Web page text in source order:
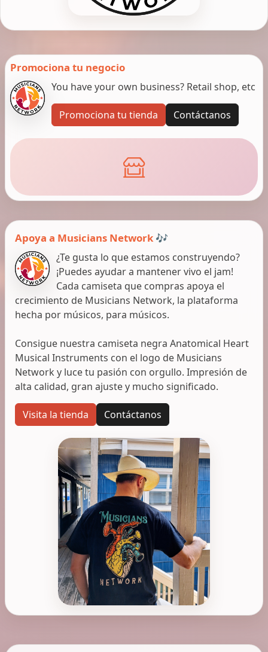
Promociona tu negocio
You have your own business? Retail shop, etc
Promociona tu tienda Contáctanos
Apoya a Musicians Network 🎶
¿Te gusta lo que estamos construyendo?
¡Puedes ayudar a mantener vivo el jam!
Cada camiseta que compras apoya el
crecimiento de Musicians Network, la plataforma
hecha por músicos, para músicos.
Consigue nuestra camiseta negra Anatomical Heart
Musical Instruments con el logo de Musicians
Network y luce tu pasión con orgullo. Impresión de
alta calidad, gran ajuste y mucho significado.
Visita la tienda Contáctanos